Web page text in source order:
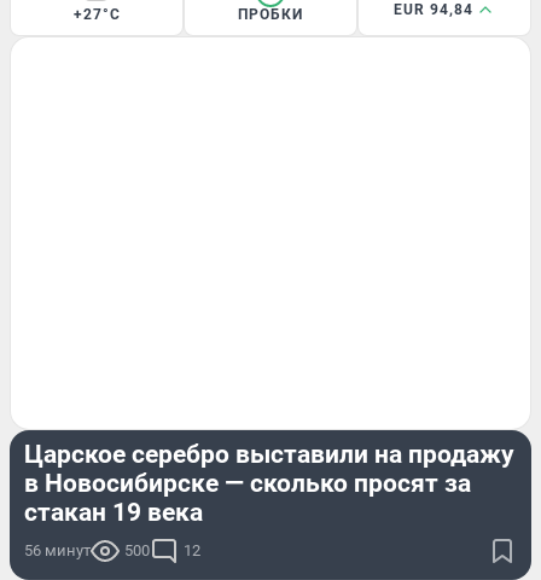
+27°C ПРОБКИ
EUR 94,84
Царское серебро выставили на продажу
в Новосибирске — сколько просят за
стакан 19 века
56 минут 500 12